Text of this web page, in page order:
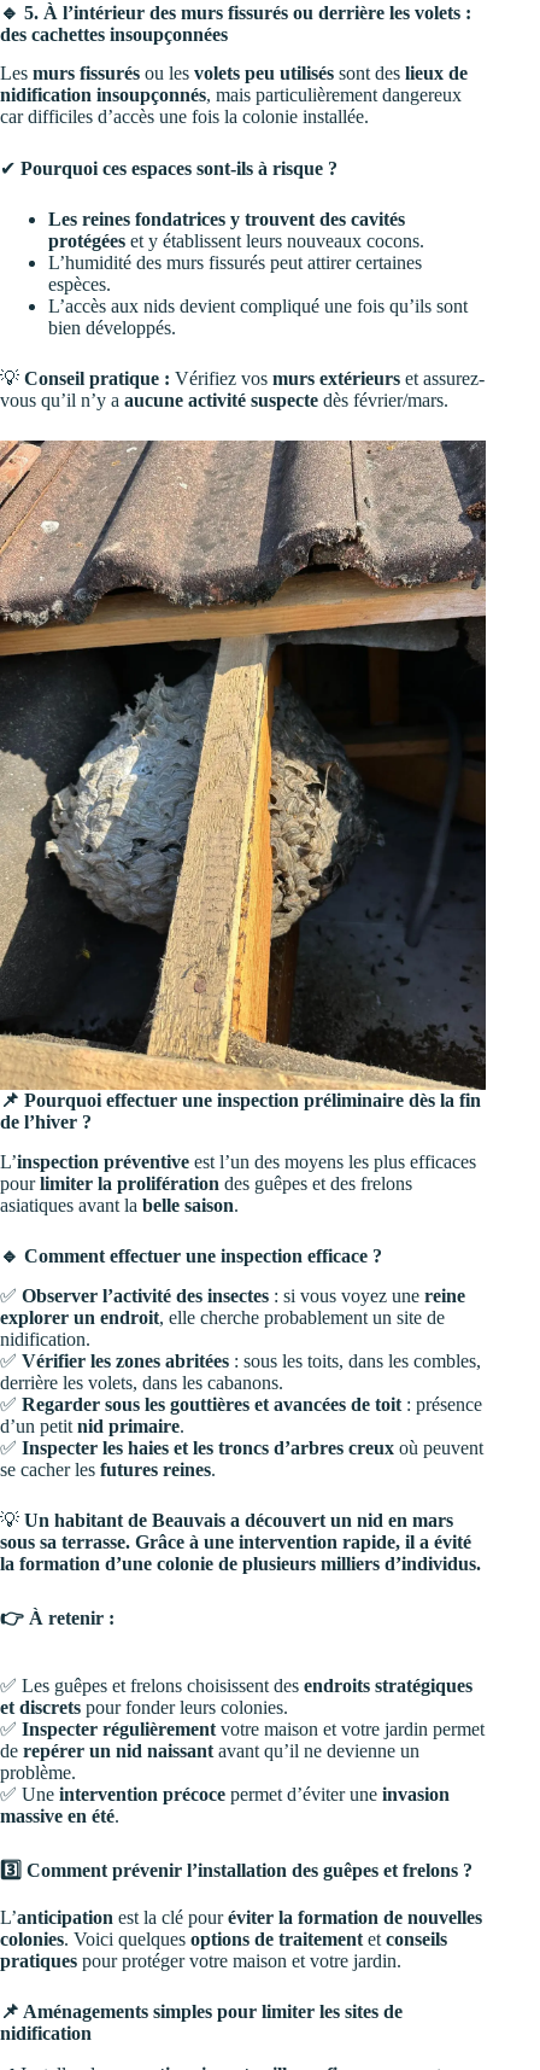
🔹 5. À l’intérieur des murs fissurés ou derrière les volets :
des cachettes insoupçonnées
Les murs fissurés ou les volets peu utilisés sont des lieux de
nidification insoupçonnés, mais particulièrement dangereux
car difficiles d’accès une fois la colonie installée.
✔ Pourquoi ces espaces sont-ils à risque ?
Les reines fondatrices y trouvent des cavités
protégées et y établissent leurs nouveaux cocons.
L’humidité des murs fissurés peut attirer certaines
espèces.
L’accès aux nids devient compliqué une fois qu’ils sont
bien développés.
💡 Conseil pratique : Vérifiez vos murs extérieurs et assurez-
vous qu’il n’y a aucune activité suspecte dès février/mars.
📌 Pourquoi effectuer une inspection préliminaire dès la fin
de l’hiver ?
L’inspection préventive est l’un des moyens les plus efficaces
pourlimiter la prolifération des guêpes et des frelons
asiatiques avant la belle saison.
🔹 Comment effectuer une inspection efficace ?
✅ Observer l’activité des insectes : si vous voyez une reine
explorer un endroit, elle cherche probablement un site de
nidification.
✅ Vérifier les zones abritées : sous les toits, dans les combles,
derrière les volets, dans les cabanons.
✅ Regarder sous les gouttières et avancées de toit : présence
d’un petit nid primaire.
✅ Inspecter les haies et les troncs d’arbres creux où peuvent
se cacher les futures reines.
💡 Un habitant de Beauvais a découvert un nid en mars
sous sa terrasse. Grâce à une intervention rapide, il a évité
la formation d’une colonie de plusieurs milliers d’individus.
👉 À retenir :
✅ Les guêpes et frelons choisissent des endroits stratégiques
et discrets pour fonder leurs colonies.
✅ Inspecter régulièrement votre maison et votre jardin permet
de repérer un nid naissant avant qu’il ne devienne un
problème.
✅ Une intervention précoce permet d’éviter une invasion
massive en été.
3️⃣ Comment prévenir l’installation des guêpes et frelons ?
L’anticipation est la clé pouréviter la formation de nouvelles
colonies. Voici quelques options de traitement et conseils
pratiques pour protéger votre maison et votre jardin.
📌 Aménagements simples pour limiter les sites de
nidification